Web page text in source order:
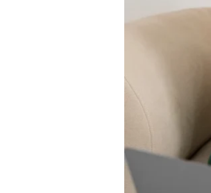
Kamu!